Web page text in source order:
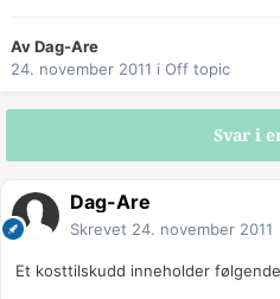
AvDag-Are
24. november 2011 i Off topic
Svar i
Dag-Are
Skrevet 24. november 2011
Et kosttilskudd inneholder